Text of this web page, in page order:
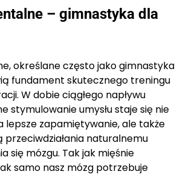
– gimnastyka dla
określane często jako gimnastyka
fundament skutecznego treningu
W dobie ciągłego napływu
stymulowanie umysłu staje się nie
lepsze zapamiętywanie, ale także
przeciwdziałania naturalnemu
się mózgu. Tak jak mięśnie
samo nasz mózg potrzebuje